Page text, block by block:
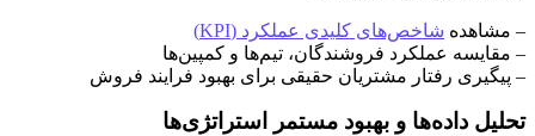
– مشاهده شاخص‌های کلیدی عملکرد (KPI)
– مقایسه عملکرد فروشندگان، تیم‌ها و کمپین‌ها
– پیگیری رفتار مشتریان حقیقی برای بهبود فرایند فروش
تحلیل داده‌ها و بهبود مستمر استراتژی‌ها